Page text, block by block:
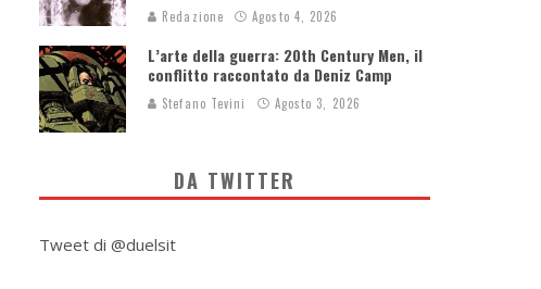
Redazione Agosto 4, 2026
L’arte della guerra: 20th Century Men, il
conflitto raccontato da Deniz Camp
Stefano Tevini Agosto 3, 2026
DA TWITTER
Tweet di @duelsit